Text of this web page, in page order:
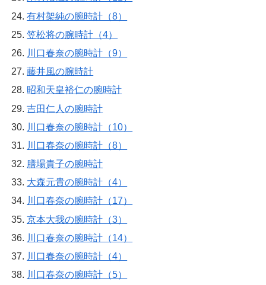
有村架純の腕時計（8）
笠松将の腕時計（4）
川口春奈の腕時計（9）
藤井風の腕時計
昭和天皇裕仁の腕時計
吉田仁人の腕時計
川口春奈の腕時計（10）
川口春奈の腕時計（8）
膳場貴子の腕時計
大森元貴の腕時計（4）
川口春奈の腕時計（17）
京本大我の腕時計（3）
川口春奈の腕時計（14）
川口春奈の腕時計（4）
川口春奈の腕時計（5）